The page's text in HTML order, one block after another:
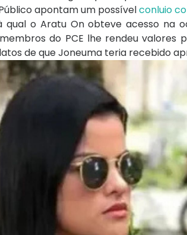
apontam um possívelconluio
o Aratu On obteve acesso na
do PCE lhe rendeu valores
de que Joneuma teria recebido